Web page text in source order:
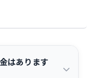
。契約前に保
を確認しておき
の設備は義務
解除や移設に関
要で、場合によ
はあります